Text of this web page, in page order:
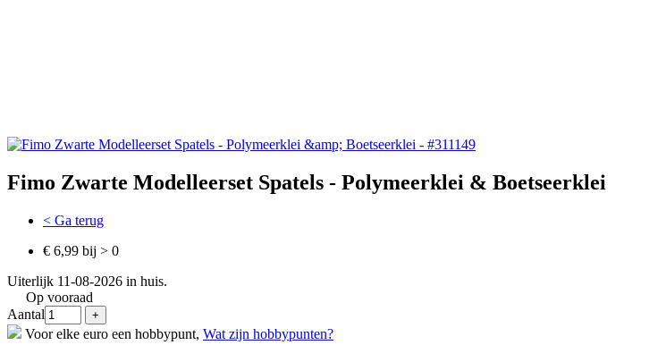
Fimo Zwarte Modelleerset Spatels - Polymeerklei & Boetseerklei
< Ga terug
€ 6,99 bij > 0
Uiterlijk 11-08-2026 in huis.
Op vooraad
Aantal
Voor elke euro een hobbypunt, Wat zijn hobbypunten?